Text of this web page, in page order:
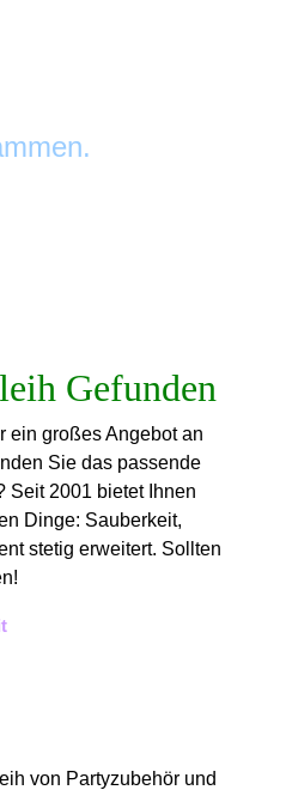
ein großes Angebot an
Sie das passende
Seit 2001 bietet Ihnen
Dinge: Sauberkeit,
stetig erweitert. Sollten
von Partyzubehör und